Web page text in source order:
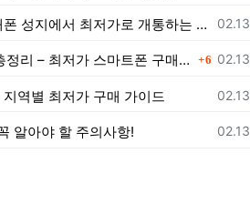
등록
02.13
휴대폰 싸게 사는 법 – 휴대폰 성지에서 최저가로 개통하는 노하우
등록
02.13
대구 동성로 휴대폰 성지 총정리 – 최저가 스마트폰 구매 가이드 댓글
6
등록
02.13
역별 최저가 구매 가이드
등록
02.13
알아야 할 주의사항!